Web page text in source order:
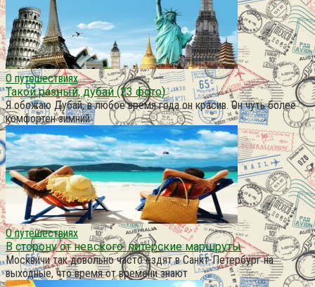
О путешествиях
Такой разный, дубай (23 фото)
Я обожаю Дубай, в любое время года он красив. Он чуть более
комфортен зимний
О путешествиях
В сторону от невского: питерские маршруты
Москвичи так довольно часто ездят в Санкт-Петербург на
выходные, что время от времени знают